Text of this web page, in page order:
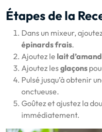
Étapes de la
Dans un mixeur,
épinards frais.
Ajoutez le lait
Ajoutez lesglaçons
Pulsé jusqu’à obtenir
onctueuse.
Goûtez et ajustez la
immédiatement.